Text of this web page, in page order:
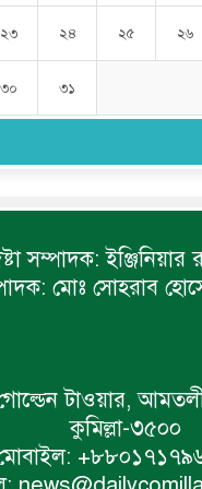
২৩ ২৪ ২৫ ২৬
৩০ ৩১
সম্পাদক: ইঞ্জিনিয়ার
মোঃ সোহরাব
টাওয়ার,
কুমিল্লা-৩৫০০